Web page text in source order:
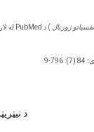
ژورنال ) د PubMed له لارې (67.2 (2006): 258-62.
د